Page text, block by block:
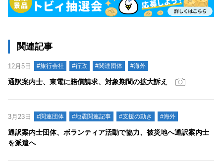
関連記事
12月5日 #旅行会社 #行政 #関連団体 #海外
通訳案内士、東電に賠償請求、対象期間の拡大訴え
3月23日 #関連団体 #地震関連記事 #支援の動き #海外
通訳案内士団体、ボランティア活動で協力、被災地へ通訳案内士
を派遣へ